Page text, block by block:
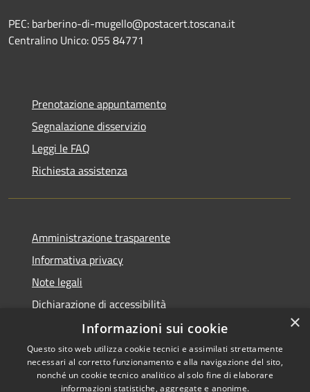
PEC: barberino-di-mugello@postacert.toscana.it
Centralino Unico: 055 84771
Prenotazione appuntamento
Segnalazione disservizio
Leggi le FAQ
Richiesta assistenza
Amministrazione trasparente
Informativa privacy
Note legali
Dichiarazione di accessibilità
Copyright © 2026 • Comune di
×
Informazioni sui cookie
Questo sito web utilizza cookie tecnici e assimilati strettamente
necessari al corretto funzionamento e alla navigazione del sito,
nonché un cookie tecnico analitico al solo fine di elaborare
informazioni statistiche, aggregate e anonime.